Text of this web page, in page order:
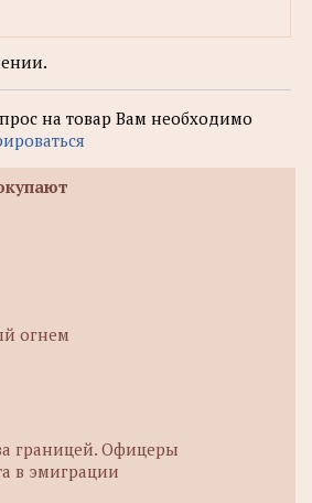
на товар Вам необходимо
огнем
границей. Офицеры
в эмиграции